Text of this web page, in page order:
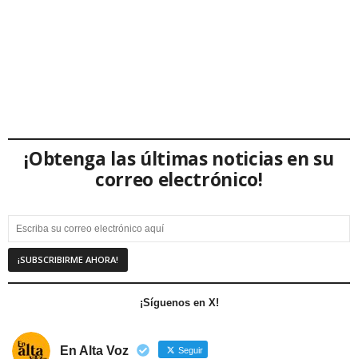
¡Obtenga las últimas noticias en su
correo electrónico!
¡Síguenos en X!
En Alta Voz Seguir